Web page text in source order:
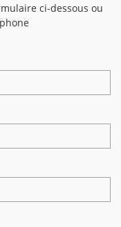
ci-dessous ou